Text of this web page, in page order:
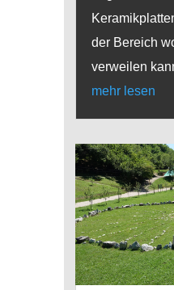
der Bereich
verweilen
mehr lesen